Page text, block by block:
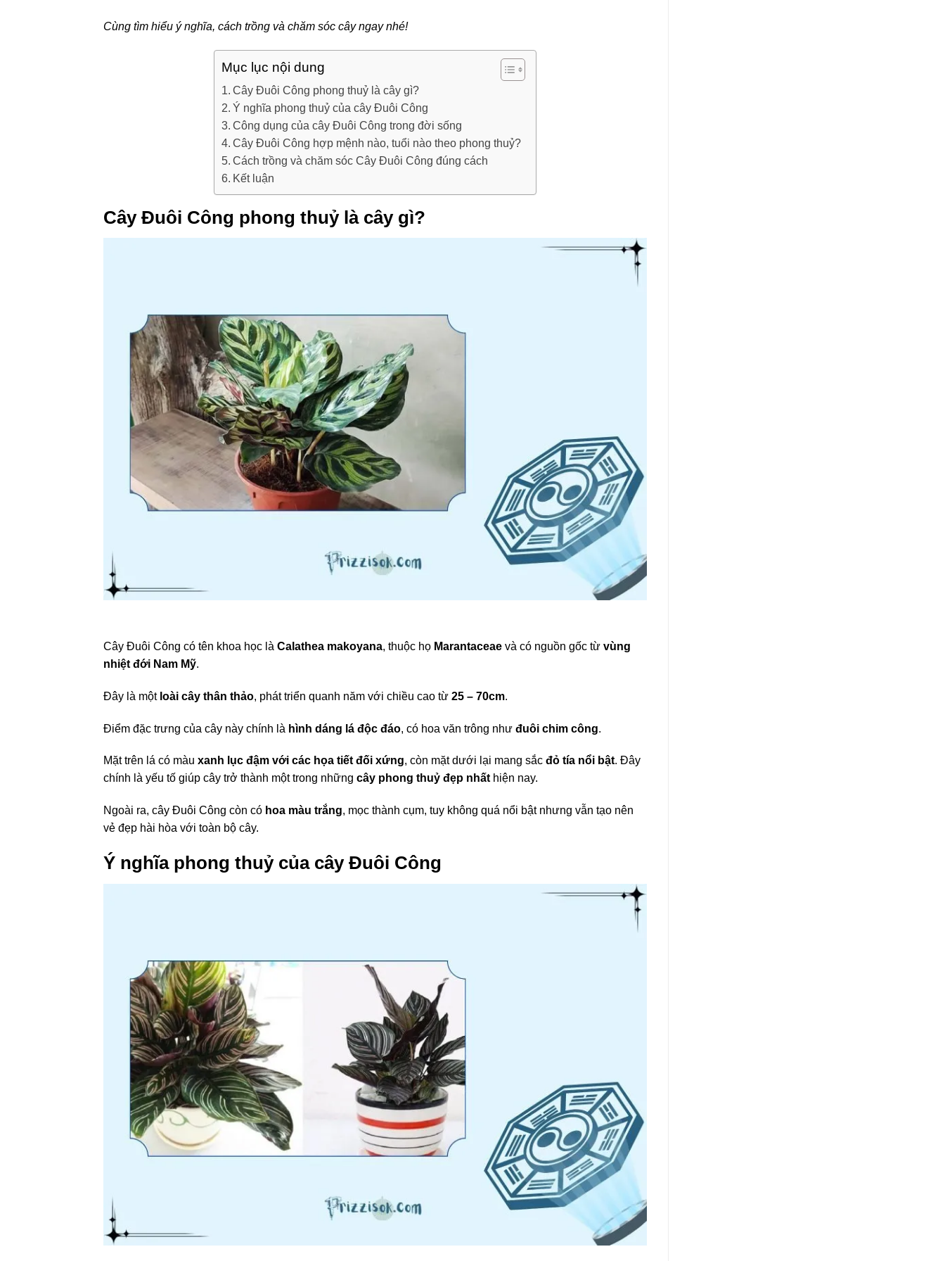
Cùng tìm hiểu ý nghĩa, cách trồng và chăm sóc cây ngay nhé!
Mục lục nội dung
Cây Đuôi Công phong thuỷ là cây gì?
Ý nghĩa phong thuỷ của cây Đuôi Công
Công dụng của cây Đuôi Công trong đời sống
Cây Đuôi Công hợp mệnh nào, tuổi nào theo phong thuỷ?
Cách trồng và chăm sóc Cây Đuôi Công đúng cách
Kết luận
Cây Đuôi Công phong thuỷ là cây gì?
Cây Đuôi Công có tên khoa học là Calathea makoyana, thuộc họ Marantaceae và có nguồn gốc từ vùng
nhiệt đới Nam Mỹ.
Đây là một loài cây thân thảo, phát triển quanh năm với chiều cao từ 25 – 70cm.
Điểm đặc trưng của cây này chính là hình dáng lá độc đáo, có hoa văn trông như đuôi chim công.
Mặt trên lá có màu xanh lục đậm với các họa tiết đối xứng, còn mặt dưới lại mang sắc đỏ tía nổi bật. Đây
chính là yếu tố giúp cây trở thành một trong những cây phong thuỷ đẹp nhất hiện nay.
Ngoài ra, cây Đuôi Công còn có hoa màu trắng, mọc thành cụm, tuy không quá nổi bật nhưng vẫn tạo nên
vẻ đẹp hài hòa với toàn bộ cây.
Ý nghĩa phong thuỷ của cây Đuôi Công